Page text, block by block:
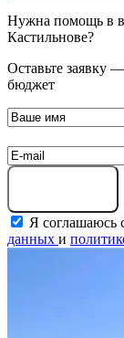
Нужна помощь в
Кастильнове?
Оставьте заявку
бюджет
Я соглашаюсь
данных и